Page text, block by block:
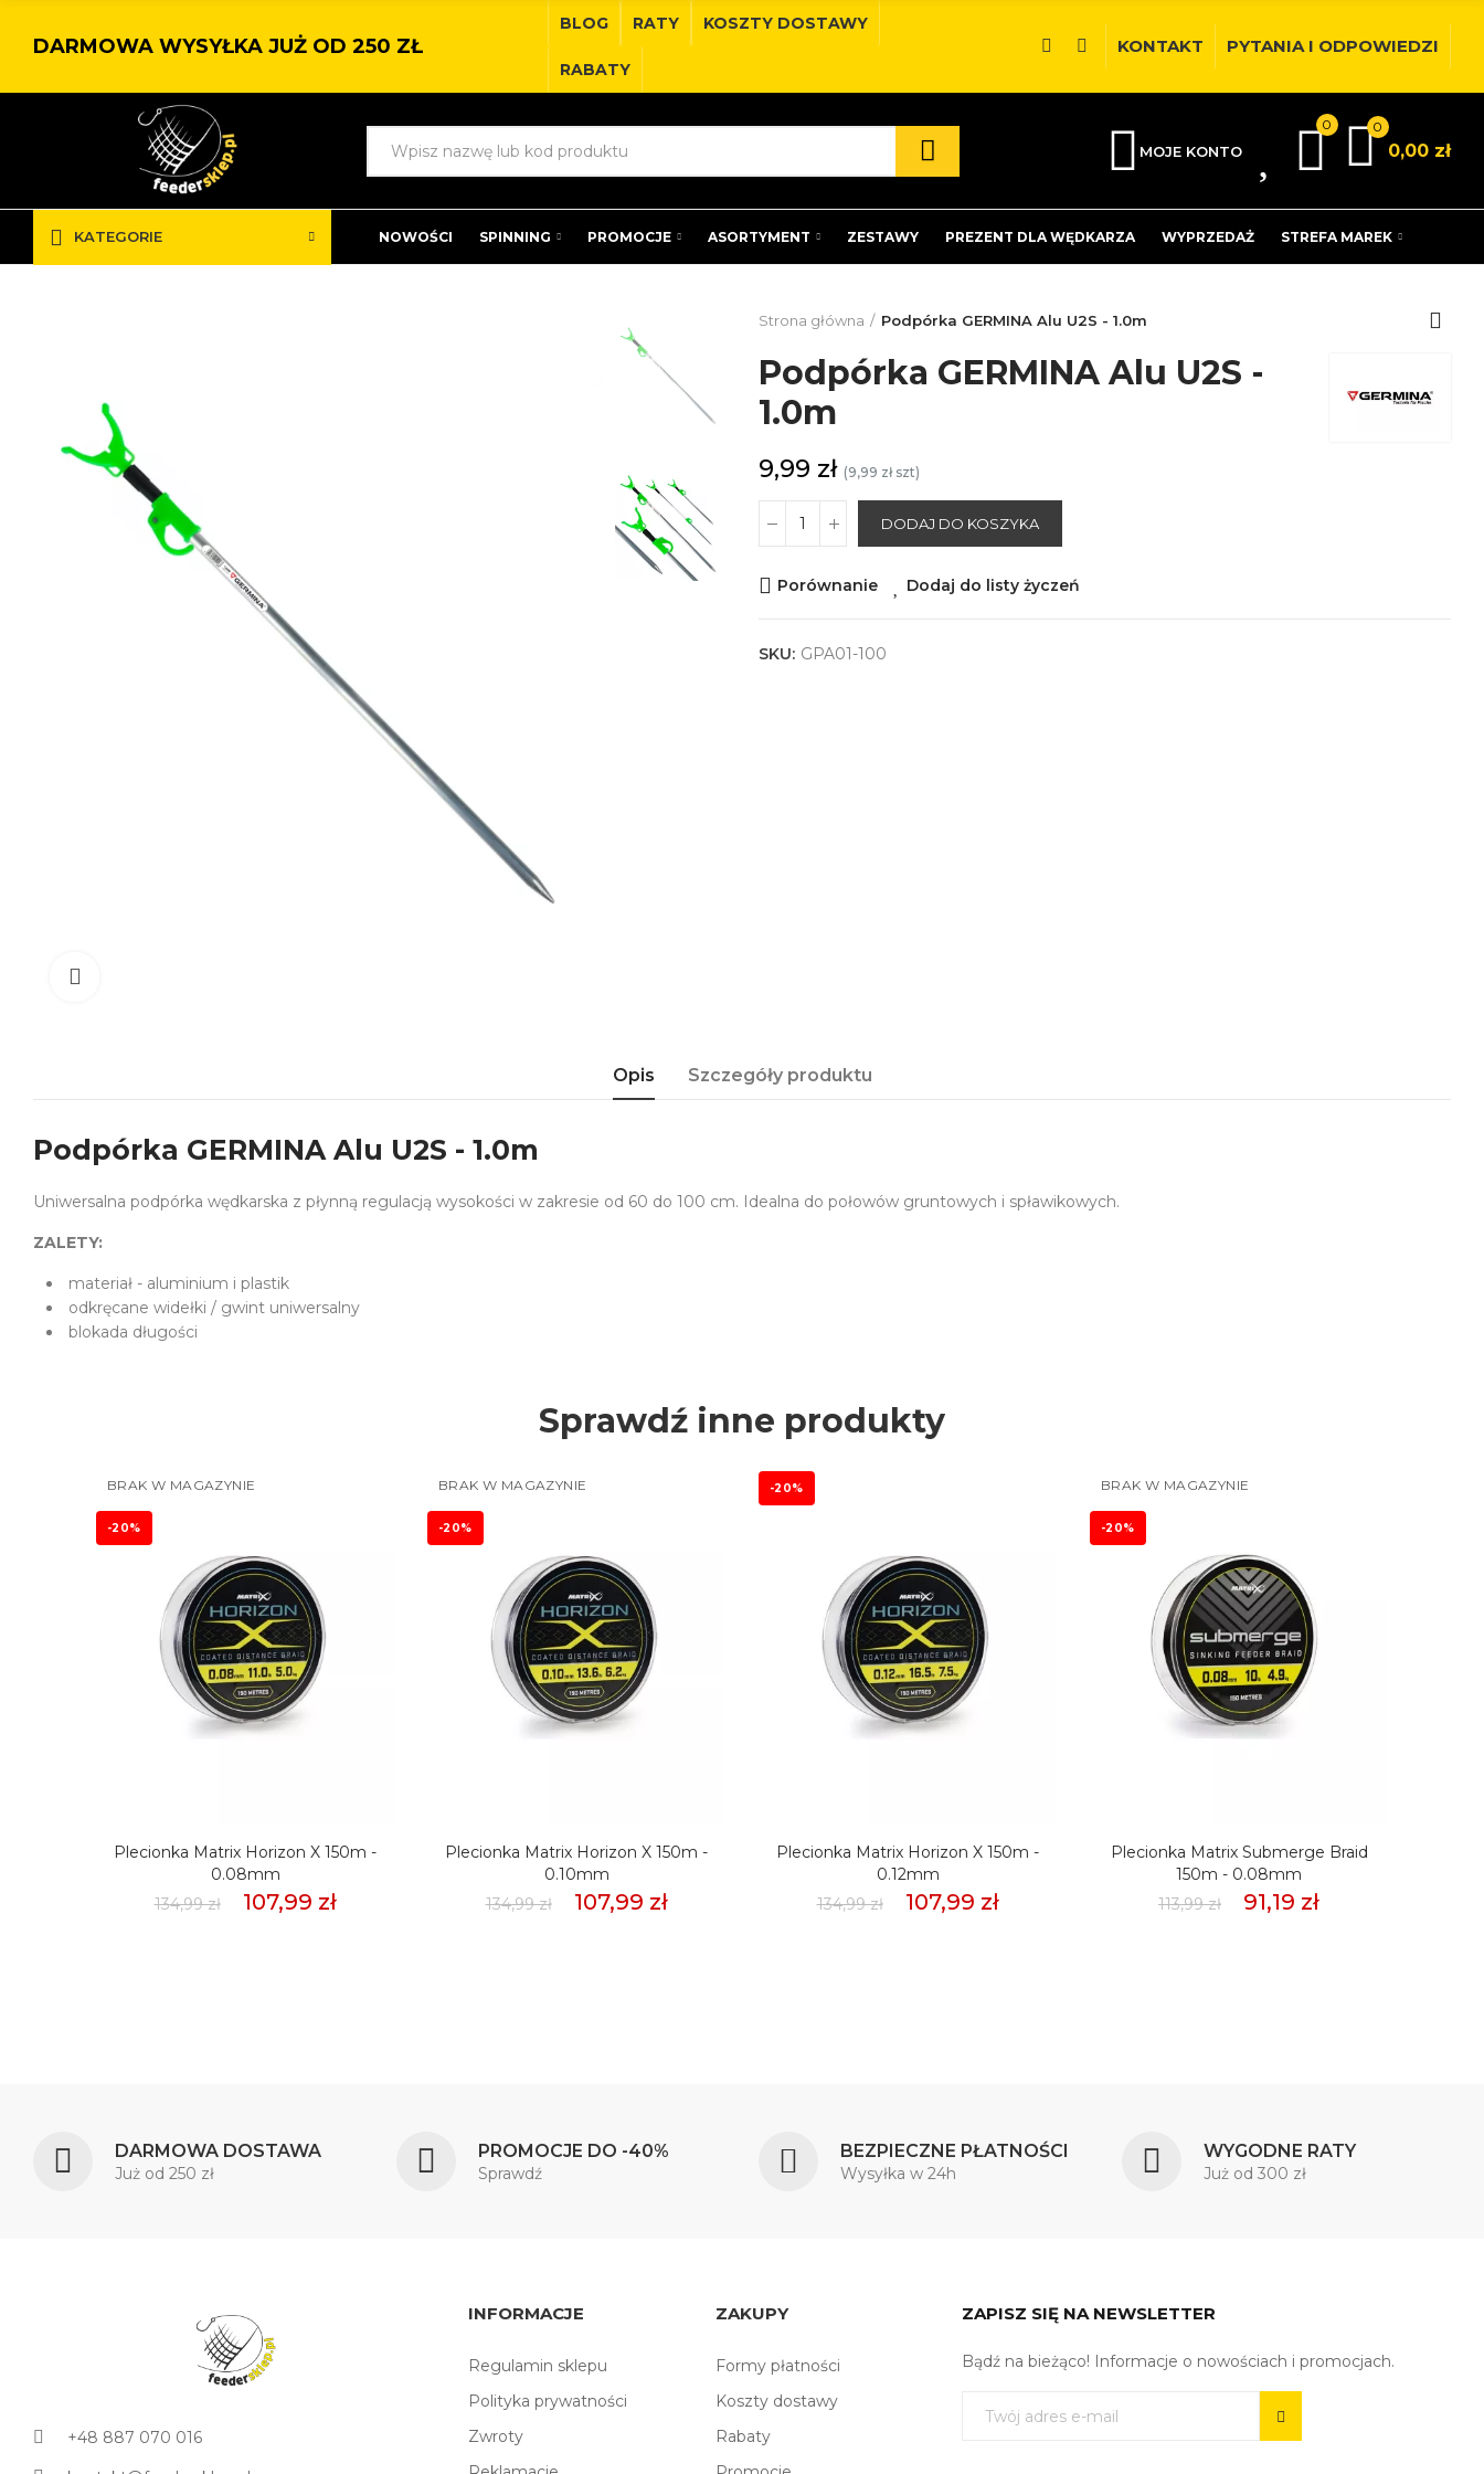
DARMOWA WYSYŁKA JUŻ OD 250 ZŁ
BLOG RATY KOSZTY DOSTAWY
RABATY
KONTAKT PYTANIA I ODPOWIEDZI
MOJE KONTO
0 0
0,00 zł
KATEGORIE NOWOŚCI SPINNING PROMOCJE ASORTYMENT ZESTAWY PREZENT DLA WĘDKARZA WYPRZEDAŻ STREFA MAREK
Strona główna Podpórka GERMINA Alu U2S - 1.0m
Podpórka GERMINA Alu U2S -
1.0m
9,99 zł (9,99 zł szt)
DODAJ DO KOSZYKA
Porównanie Dodaj do listy życzeń
SKU: GPA01-100
Opis Szczegóły produktu
Podpórka GERMINA Alu U2S - 1.0m
Uniwersalna podpórka wędkarska z płynną regulacją wysokości w zakresie od 60 do 100 cm. Idealna do połowów gruntowych i spławikowych.
ZALETY:
materiał - aluminium i plastik
odkręcane widełki / gwint uniwersalny
blokada długości
Sprawdź inne produkty
BRAK W MAGAZYNIE
-20%
Plecionka Matrix Horizon X 150m -
0.08mm
134,99 zł
107,99 zł
BRAK W MAGAZYNIE
-20%
Plecionka Matrix Horizon X 150m -
0.10mm
134,99 zł
107,99 zł
-20%
Plecionka Matrix Horizon X 150m -
0.12mm
134,99 zł
107,99 zł
BRAK W MAGAZYNIE
-20%
Plecionka Matrix Submerge Braid
150m - 0.08mm
113,99 zł
91,19 zł
DARMOWA DOSTAWA
Już od 250 zł
PROMOCJE DO -40%
Sprawdź
BEZPIECZNE PŁATNOŚCI
Wysyłka w 24h
WYGODNE RATY
Już od 300 zł
+48 887 070 016
INFORMACJE
Regulamin sklepu
Polityka prywatności
Zwroty
ZAKUPY
Formy płatności
Koszty dostawy
Rabaty
ZAPISZ SIĘ NA NEWSLETTER
Bądź na bieżąco! Informacje o nowościach i promocjach.